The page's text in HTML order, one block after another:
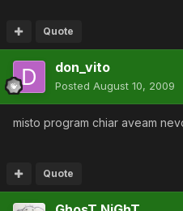
Quote
don_vito
Posted August 10, 2009
misto program chiar aveam
Quote